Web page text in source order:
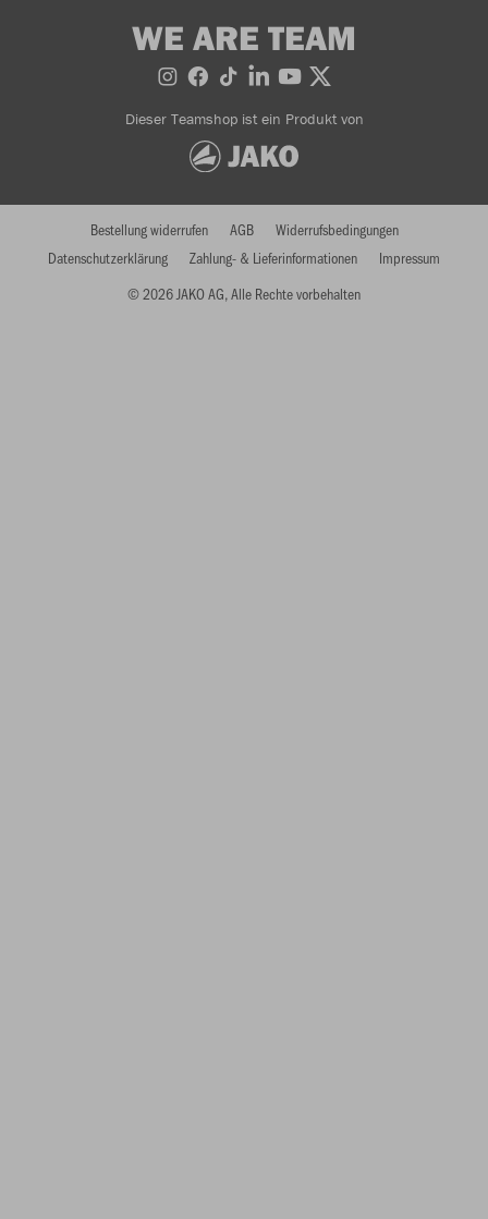
WE ARE TEAM
Dieser Teamshop ist ein Produkt von
© 2026 JAKO AG, Alle Rechte vorbehalten
Bestellung widerrufen AGB
Widerrufsbedingungen
Datenschutzerklärung
Zahlung- & Lieferinformationen Impressum